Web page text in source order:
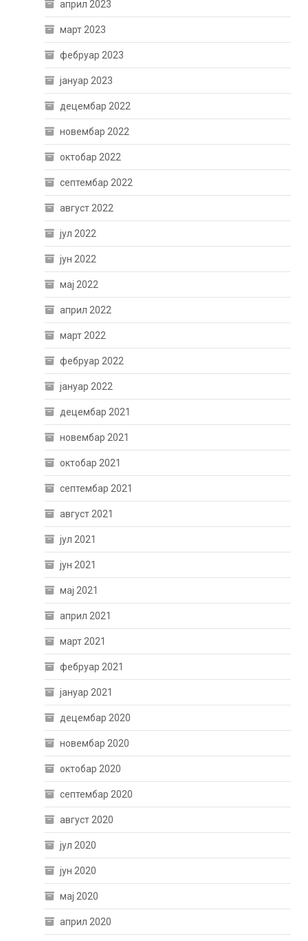
април 2023
март 2023
фебруар 2023
јануар 2023
децембар 2022
новембар 2022
октобар 2022
септембар 2022
август 2022
јул 2022
јун 2022
мај 2022
април 2022
март 2022
фебруар 2022
јануар 2022
децембар 2021
новембар 2021
октобар 2021
септембар 2021
август 2021
јул 2021
јун 2021
мај 2021
април 2021
март 2021
фебруар 2021
јануар 2021
децембар 2020
новембар 2020
октобар 2020
септембар 2020
август 2020
јул 2020
јун 2020
мај 2020
април 2020